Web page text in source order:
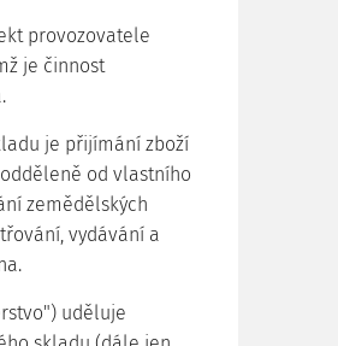
provozovatele
je činnost
je přijímání zboží
od vlastního
zemědělských
vydávání a
uděluje